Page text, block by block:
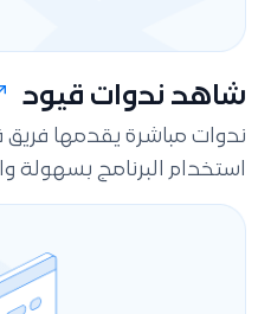
شاهد ندوات قيود
ندوات مباشرة يقدمها
استخدام البرنامج بسهولة